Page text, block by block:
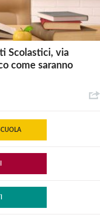
Scolastici, via
come saranno